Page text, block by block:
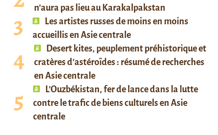
n’aura pas lieu au Karakalpakstan
Les artistes russes de moins en moins
accueillis en Asie centrale
Desert kites, peuplement préhistorique et
cratères d’astéroïdes : résumé de recherches
en Asie centrale
L’Ouzbékistan, fer de lance dans la lutte
contre le trafic de biens culturels en Asie
centrale